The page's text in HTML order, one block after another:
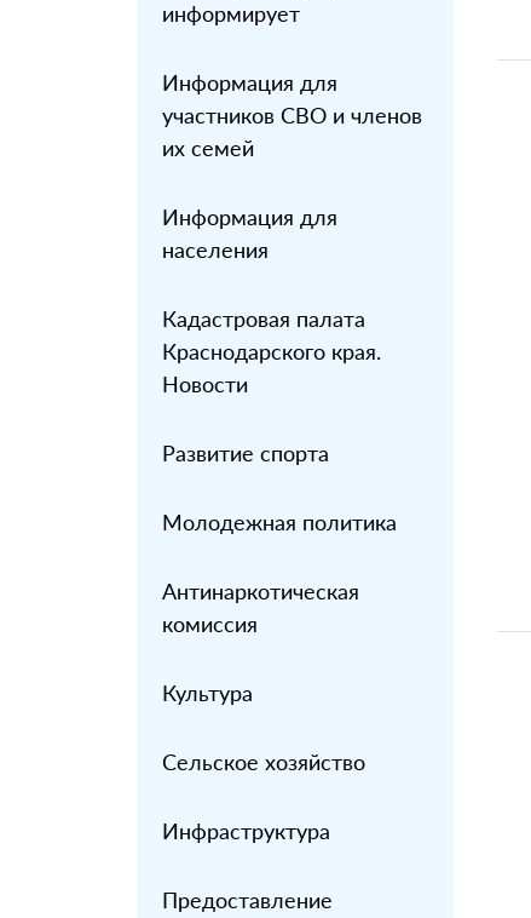
информирует
Информация для
участников СВО и членов
их семей
Информация для
населения
Кадастровая палата
Краснодарского края.
Новости
Развитие спорта
Молодежная политика
Антинаркотическая
комиссия
Культура
Сельское хозяйство
Инфраструктура
Предоставление